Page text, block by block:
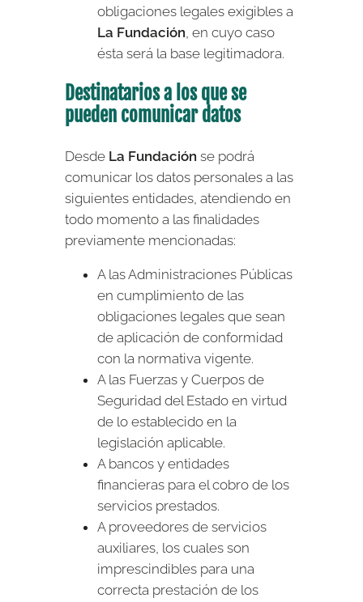
obligaciones legales exigibles a
La Fundación, en cuyo caso
ésta será la base legitimadora.
Destinatarios a los que se
pueden comunicar datos
Desde La Fundación se podrá
comunicar los datos personales a las
siguientes entidades, atendiendo en
todo momento a las finalidades
previamente mencionadas:
A las Administraciones Públicas
en cumplimiento de las
obligaciones legales que sean
de aplicación de conformidad
con la normativa vigente.
A las Fuerzas y Cuerpos de
Seguridad del Estado en virtud
de lo establecido en la
legislación aplicable.
A bancos y entidades
financieras para el cobro de los
servicios prestados.
A proveedores de servicios
auxiliares, los cuales son
imprescindibles para una
correcta prestación de los